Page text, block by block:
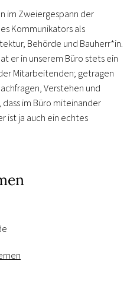
im Zweiergespann der
Kommunikators als
Behörde und Bauherr*in.
er in unserem Büro stets ein
Mitarbeitenden; getragen
Verstehen und
im Büro miteinander
ist ja auch ein echtes